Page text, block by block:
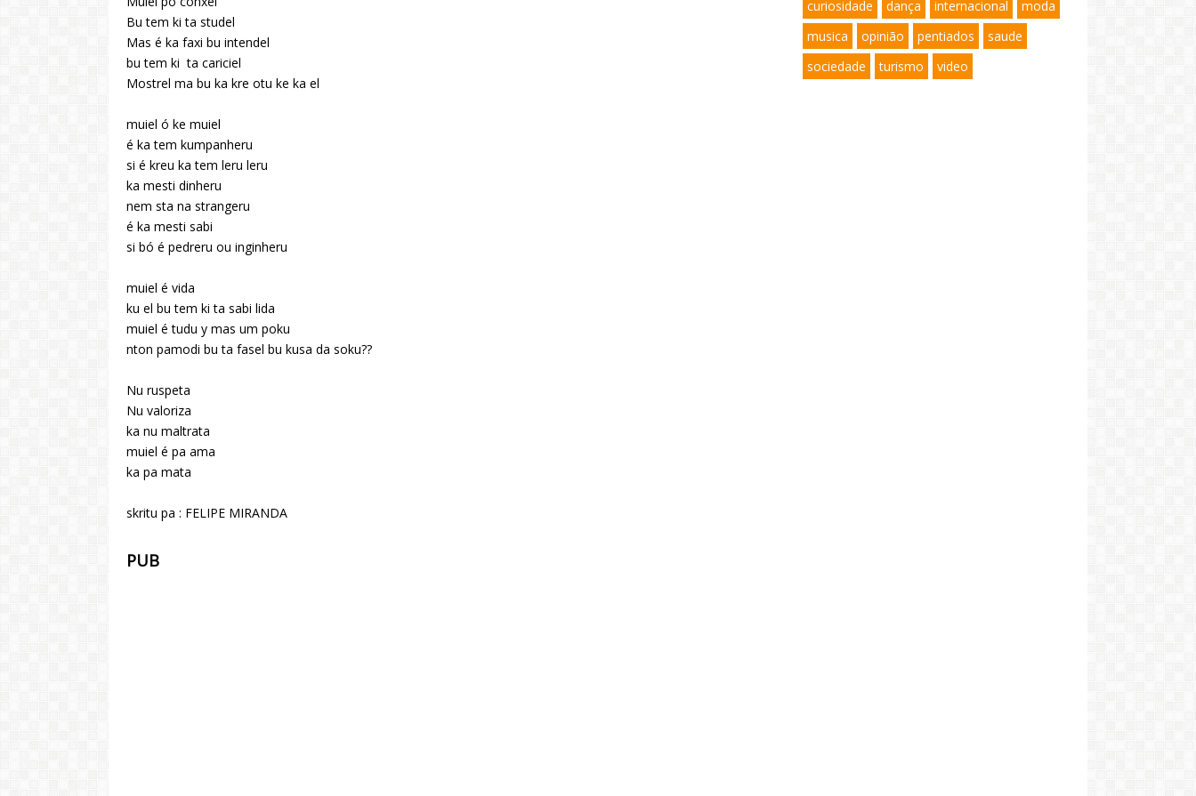
Bu tem ki ta studel
Mas é ka faxi bu intendel
bu tem ki ta cariciel
Mostrel ma bu ka kre otu ke ka el
muiel ó ke muiel
é ka tem kumpanheru
si é kreu ka tem leru leru
ka mesti dinheru
nem sta na strangeru
é ka mesti sabi
si bó é pedreru ou inginheru
muiel é vida
ku el bu tem ki ta sabi lida
muiel é tudu y mas um poku
nton pamodi bu ta fasel bu kusa da soku??
Nu ruspeta
Nu valoriza
ka nu maltrata
muiel é pa ama
ka pa mata
skritu pa : FELIPE MIRANDA
PUB
curiosidade
dança internacional
moda
musica
opinião pentiados
saude
sociedade
turismo video